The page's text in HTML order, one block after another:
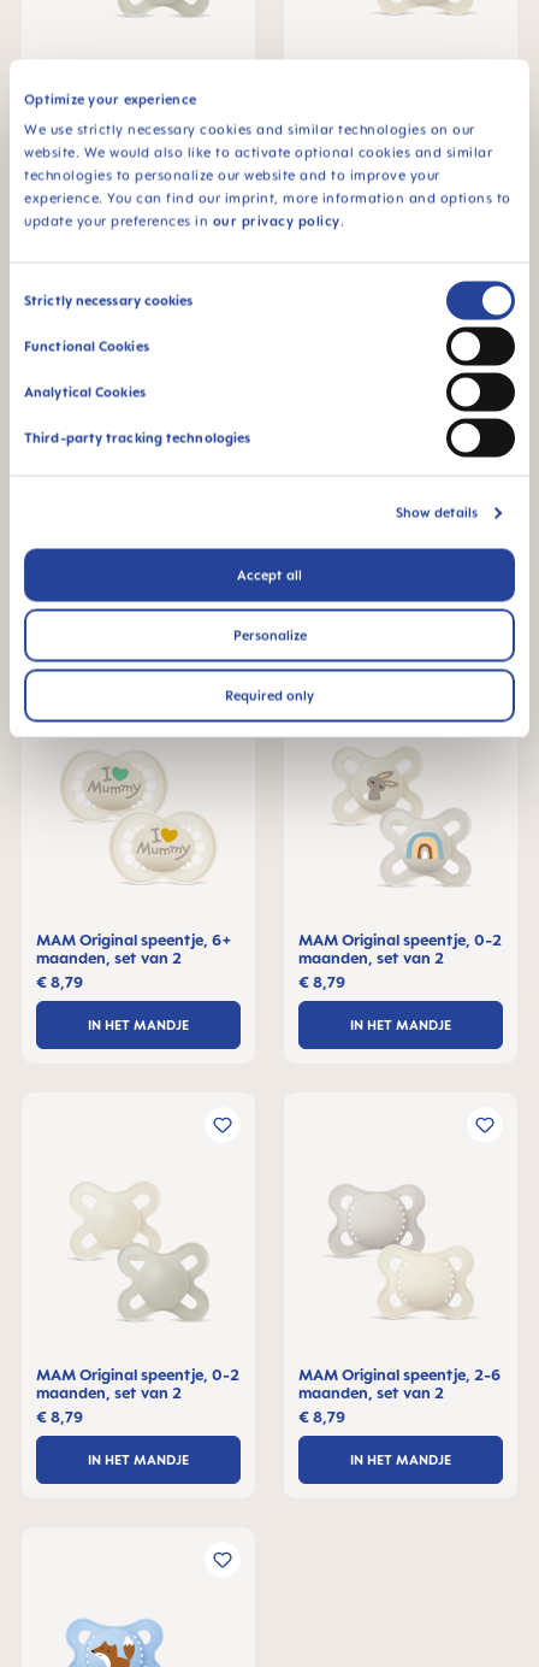
Optimize your experience
We use strictly necessary cookies and similar technologies on our
website. We would also like to activate optional cookies and similar
technologies to personalize our website and to improve your
experience. You can find our imprint, more information and options to
update your preferences in our privacy policy.
Consent
Strictly necessary cookies
Functional Cookies
Analytical Cookies
Third-party tracking technologies
Show details
Accept all
Personalize
Required only
€ 8,79
IN HET MANDJE IN HET MANDJE
€ 8,79
MAM Original speentje, 2-6
maanden, set van 2
€ 8,79
MAM Original speentje, 6+
maanden, set van 2
€ 8,79
IN HET MANDJE
MAM Original speentje, 0-2
maanden, set van 2
€ 8,79
IN HET MANDJE
MAM Original speentje, 0-2
maanden, set van 2
€ 8,79
IN HET MANDJE
MAM Original speentje, 2-6
maanden, set van 2
€ 8,79
IN HET MANDJE